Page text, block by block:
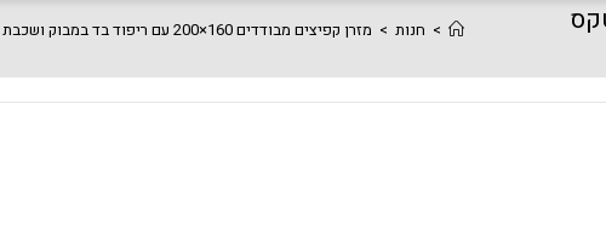
לטקס
> חנות > מזרן קפיצים מבודדים 160×200 עם ריפוד בד במבוק ושכבת לטקס AMBASSADOR דגם ספא